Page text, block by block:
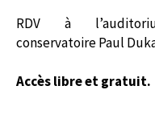
RDV à
conservatoire Paul
Accès libre et gratuit.